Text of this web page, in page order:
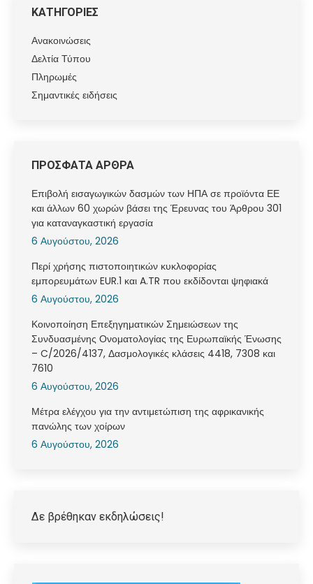
ΚΑΤΗΓΟΡΙΕΣ
Ανακοινώσεις
Δελτία Τύπου
Πληρωμές
Σημαντικές ειδήσεις
ΠΡΟΣΦΑΤΑ ΑΡΘΡΑ
Επιβολή εισαγωγικών δασμών των ΗΠΑ σε προϊόντα ΕΕ
και άλλων 60 χωρών βάσει της Έρευνας του Άρθρου 301
για καταναγκαστική εργασία
6 Αυγούστου, 2026
Περί χρήσης πιστοποιητικών κυκλοφορίας
εμπορευμάτων EUR.1 και A.TR που εκδίδονται ψηφιακά
6 Αυγούστου, 2026
Κοινοποίηση Επεξηγηματικών Σημειώσεων της
Συνδυασμένης Ονοματολογίας της Ευρωπαϊκής Ένωσης
– C/2026/4137, Δασμολογικές κλάσεις 4418, 7308 και
7610
6 Αυγούστου, 2026
Μέτρα ελέγχου για την αντιμετώπιση της αφρικανικής
πανώλης των χοίρων
6 Αυγούστου, 2026
Δε βρέθηκαν εκδηλώσεις!